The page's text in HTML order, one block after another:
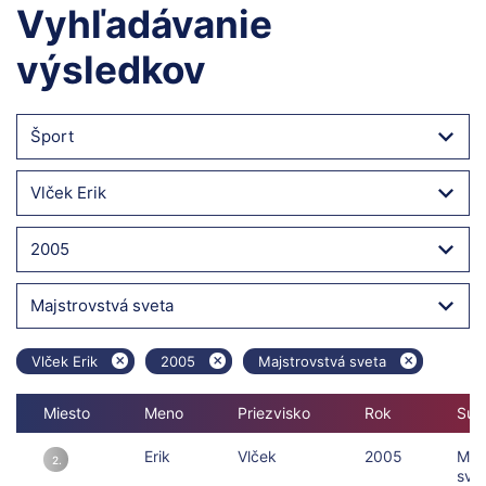
Vyhľadávanie
výsledkov
Šport
Vlček Erik
2005
Majstrovstvá sveta
Vlček Erik 2005 Majstrovstvá sveta
Miesto Meno Priezvisko Rok
2. Erik Vlček 2005